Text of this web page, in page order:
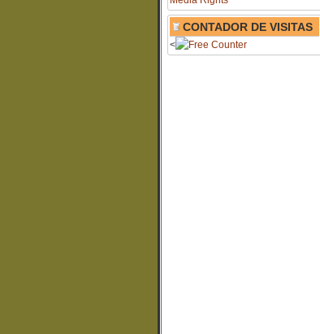
CONTADOR DE VISITAS
<